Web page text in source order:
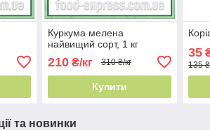
Куркума мелена
найвищий сорт, 1 кг
210₴/кг 310 ₴/кг
Купити
35
135
та новинки